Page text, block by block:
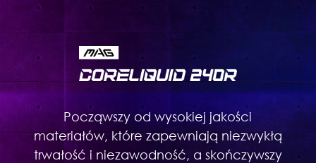
Począwszy od wysokiej jakości
materiałów, które zapewniają niezwykłą
trwałość i niezawodność, a skończywszy